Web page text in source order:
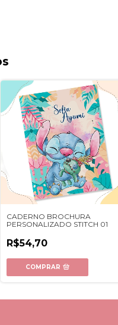
CADERNO BROCHURA
PERSONALIZADO STITCH 01
R$54,70
COMPRAR